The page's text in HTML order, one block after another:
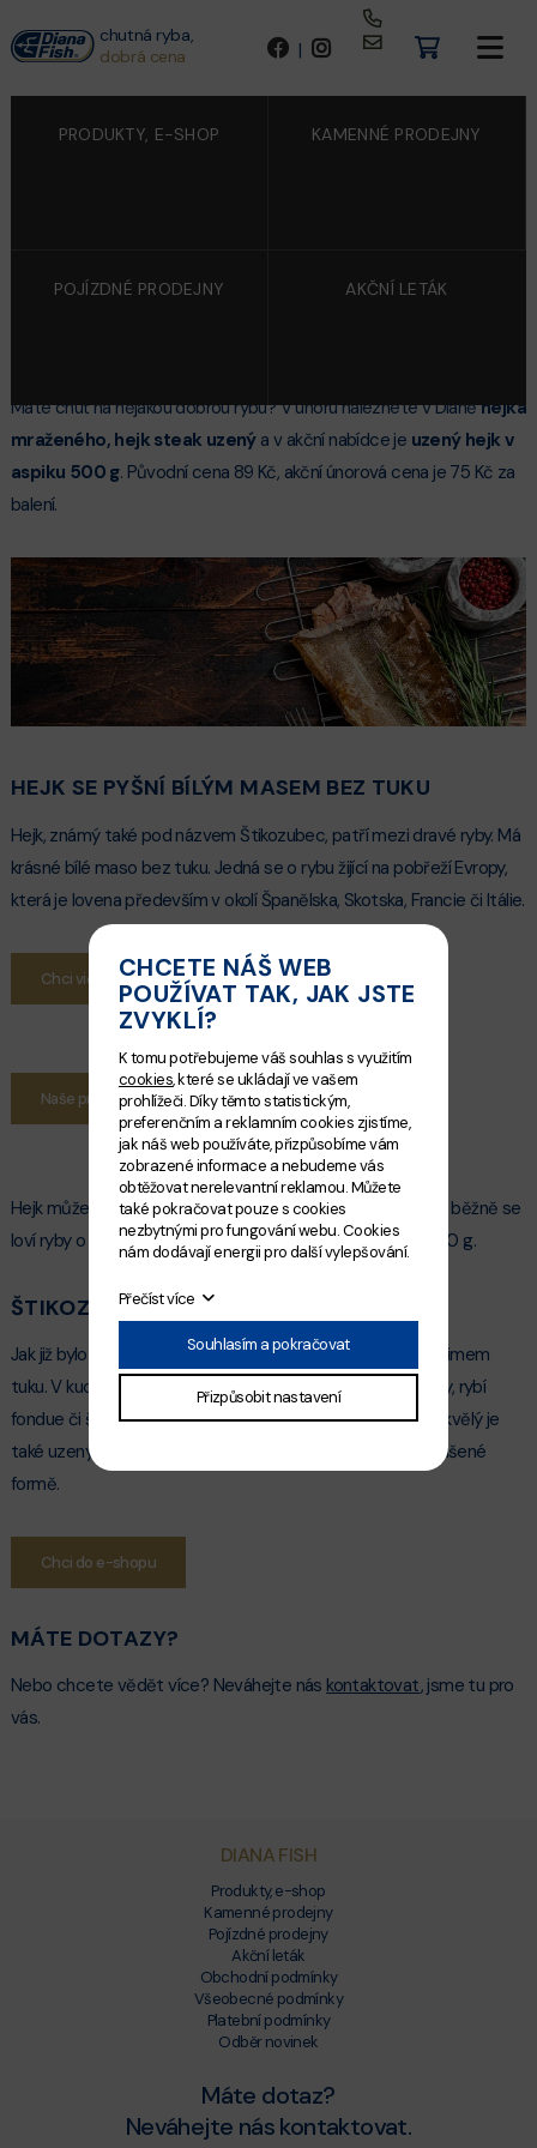
chutná ryba,
dobrá cena
|
PRODUKTY, E-SHOP KAMENNÉ PRODEJNY
POJÍZDNÉ PRODEJNY AKČNÍ LETÁK
Máte chuť na nějakou dobrou rybu? V únoru naleznete v Dianěhejka
mraženého, hejk steak uzenýa v akční nabídce je uzený hejk v
aspiku 500 g. Původní cena 89 Kč, akční únorová cena je 75 Kč za
balení.
HEJK SE PYŠNÍ BÍLÝM MASEM BEZ TUKU
Hejk, známý také pod názvem Štikozubec, patří mezi dravé ryby. Má
krásné bílé maso bez tuku. Jedná se o rybu žijící na pobřeží Evropy,
která je lovena především v okolí Španělska, Skotska, Francie či Itálie.
Chci vidět akční leták
Naše prodejny
Hejk může dosahovat maximální hmotnosti přes 10 kg, ale běžně se
loví ryby o váze 1,5 – 3 kg. Nutriční hodnota je 324 KJ na 100 g.
ŠTIKOZUBEC A JEHO VYUŽITÍ V KUCHYNI
Jak již bylo zmíněno, štikozubec má pevné bílé maso s minimem
tuku. V kuchyni má proto široké využití – lze použít na filety, rybí
fondue či špízy. Hodí se pro grilování, zapékání i smažení, skvělý je
také uzený hejk. V jižních zemích je tato ryba oblíbená v sušené
formě.
Chci do e-shopu
MÁTE DOTAZY?
Nebo chcete vědět více? Neváhejte nás kontaktovat, jsme tu pro
vás.
DIANA FISH
Produkty, e-shop
Kamenné prodejny
Pojízdné prodejny
Akční leták
Obchodní podmínky
Všeobecné podmínky
Platební podmínky
Odběr novinek
Máte dotaz?
Neváhejte nás kontaktovat.
CHCETE NÁŠ WEB
POUŽÍVAT TAK, JAK JSTE
ZVYKLÍ?
K tomu potřebujeme váš souhlas s využitím
cookies, které se ukládají ve vašem
prohlížeči. Díky těmto statistickým,
preferenčním a reklamním cookies zjistíme,
jak náš web používáte, přizpůsobíme vám
zobrazené informace a nebudeme vás
obtěžovat nerelevantní reklamou. Můžete
také pokračovat pouze s cookies
nezbytnými pro fungování webu. Cookies
nám dodávají energii pro další vylepšování.
Přečíst více
Souhlasím a pokračovat
Přizpůsobit nastavení